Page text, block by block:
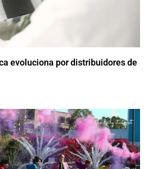
evoluciona por distribuidores de